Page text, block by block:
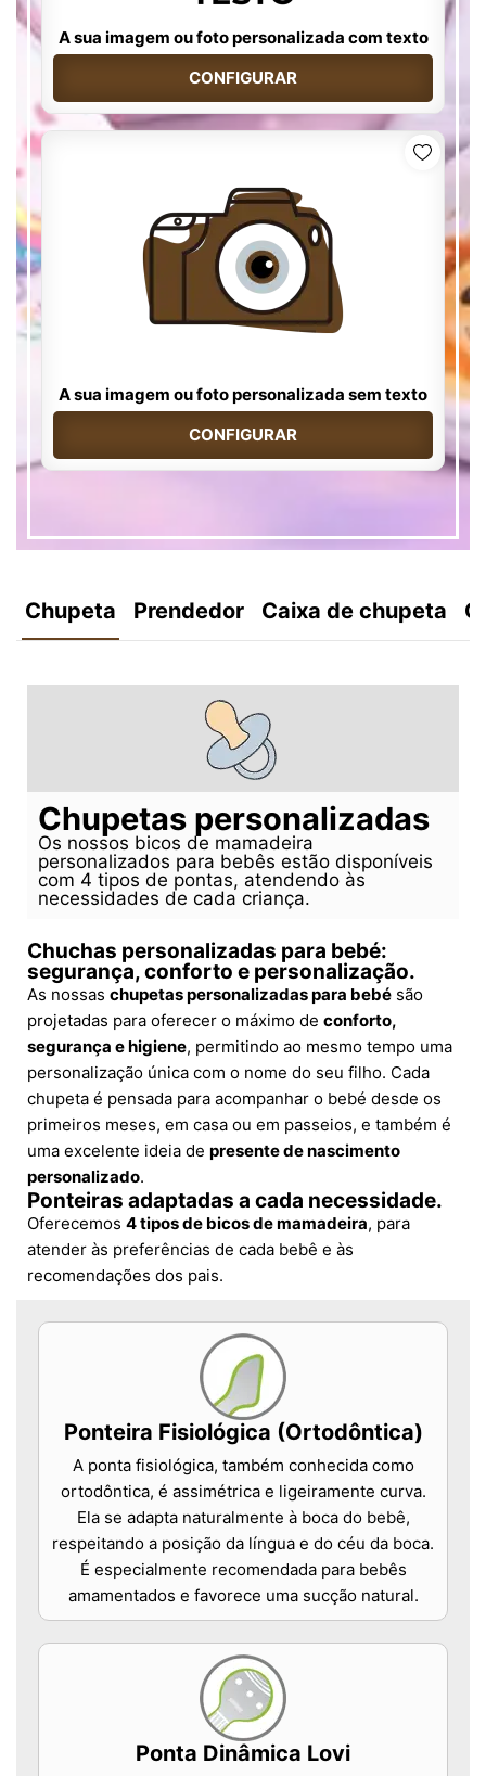
A sua imagem ou foto personalizada com texto
CONFIGURAR
A sua imagem ou foto personalizada sem texto
CONFIGURAR
Chupeta Prendedor Caixa de chupeta
Chupetas personalizadas
Os nossos bicos de mamadeira
personalizados para bebês estão disponíveis
com 4 tipos de pontas, atendendo às
necessidades de cada criança.
Chuchas personalizadas para bebé:
segurança, conforto e personalização.
As nossas chupetas personalizadas para bebé são
projetadas para oferecer o máximo de conforto,
segurança e higiene, permitindo ao mesmo tempo uma
personalização única com o nome do seu filho. Cada
chupeta é pensada para acompanhar o bebé desde os
primeiros meses, em casa ou em passeios, e também é
uma excelente ideia de presente de nascimento
personalizado.
Ponteiras adaptadas a cada necessidade.
Oferecemos 4 tipos de bicos de mamadeira, para
atender às preferências de cada bebê e às
recomendações dos pais.
Ponteira Fisiológica (Ortodôntica)
A ponta fisiológica, também conhecida como
ortodôntica, é assimétrica e ligeiramente curva.
Ela se adapta naturalmente à boca do bebê,
respeitando a posição da língua e do céu da boca.
É especialmente recomendada para bebês
amamentados e favorece uma sucção natural.
Ponta Dinâmica Lovi